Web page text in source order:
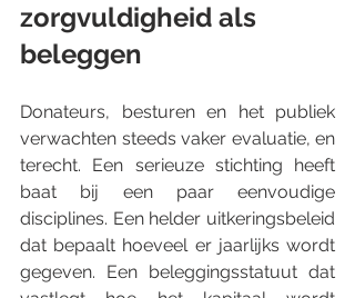
zorgvuldigheid als
beleggen
Donateurs, besturen en het publiek
verwachten steeds vaker evaluatie, en
terecht. Een serieuze stichting heeft
baat bij een paar eenvoudige
disciplines. Een helder uitkeringsbeleid
dat bepaalt hoeveel er jaarlijks wordt
gegeven. Een beleggingsstatuut dat